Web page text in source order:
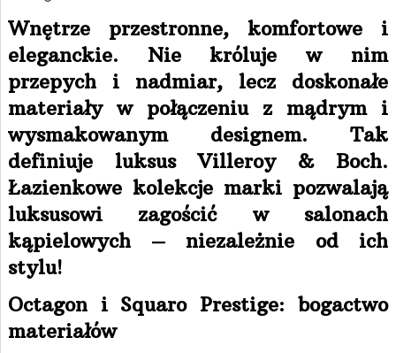
Wnętrze przestronne, komfortowe i
eleganckie. Nie króluje w nim
przepych i nadmiar, lecz doskonałe
materiały w połączeniu z mądrym i
wysmakowanym designem. Tak
definiuje luksus Villeroy & Boch.
Łazienkowe kolekcje marki pozwalają
luksusowi zagościć w salonach
kąpielowych – niezależnie od ich
stylu!
Octagon i Squaro Prestige: bogactwo
materiałów